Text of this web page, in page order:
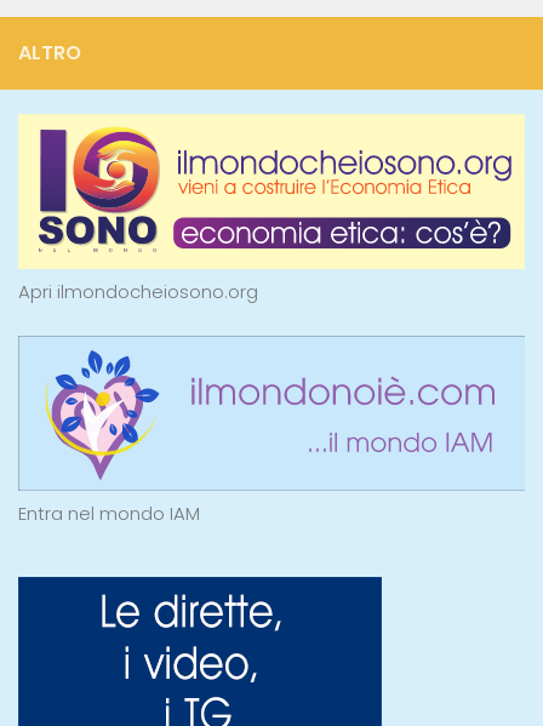
ALTRO
Apri ilmondocheiosono.org
Entra nel mondo IAM